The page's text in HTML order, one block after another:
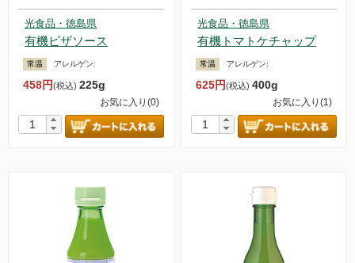
光食品・徳島県
有機ピザソース
常温 アレルゲン:
458円(税込) 225g
お気に入り(0)
光食品・徳島県
有機トマトケチャップ
常温 アレルゲン:
625円(税込)400g
お気に入り(1)